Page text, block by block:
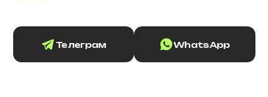
Телеграм WhatsApp